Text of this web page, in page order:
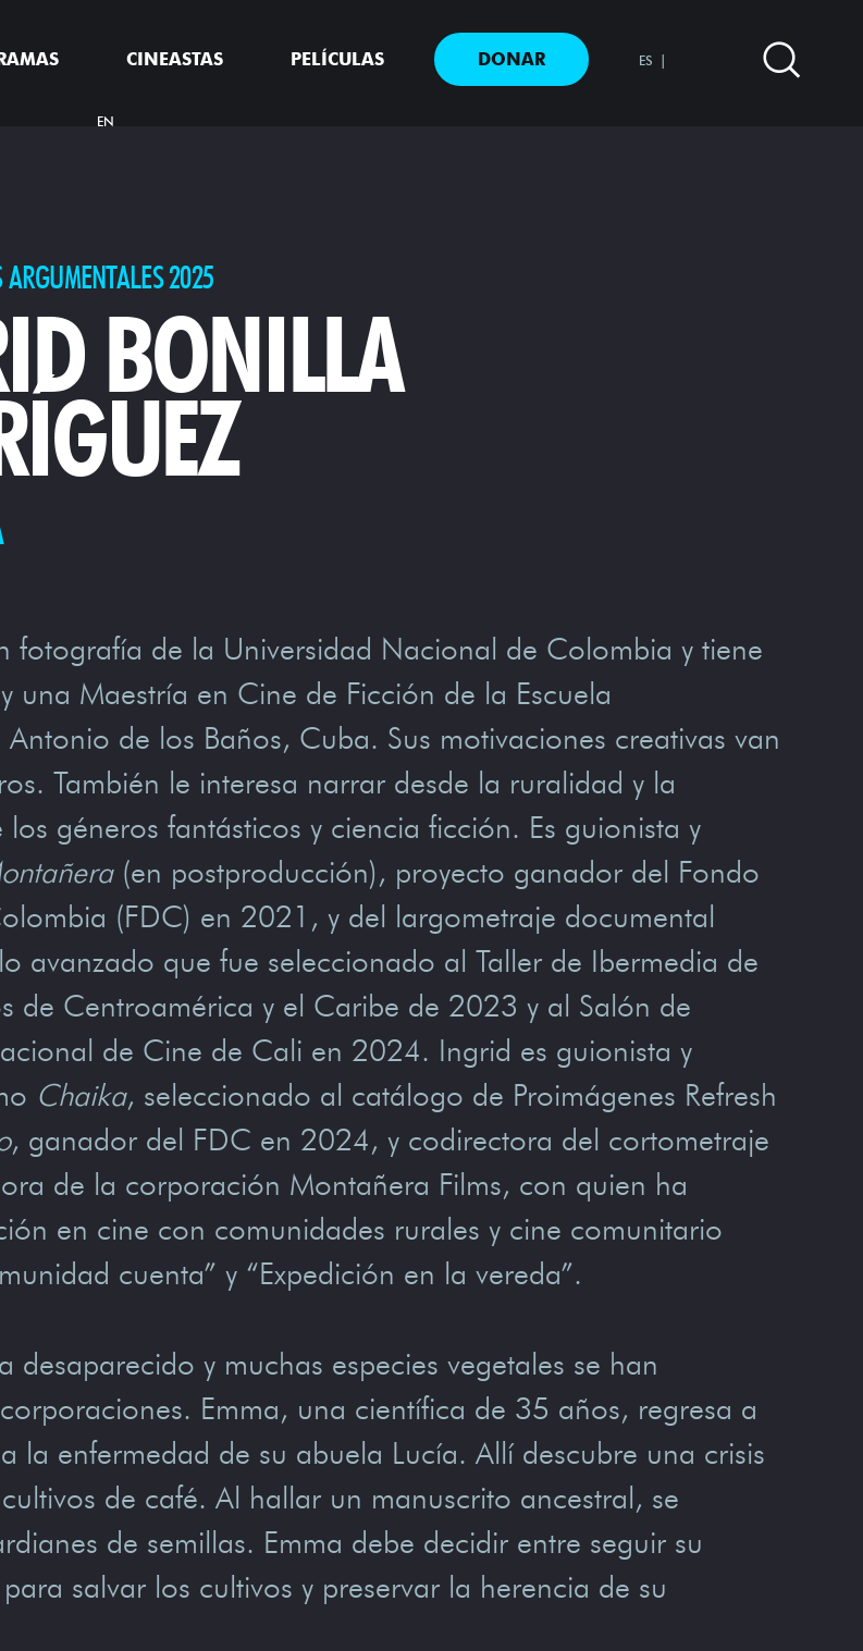
CINEASTAS PELÍCULAS DONAR ES
EN
2025
BONILLA
fotografía de la Universidad Nacional de Colombia y tiene
una Maestría en Cine de Ficción de la Escuela
de los Baños, Cuba. Sus motivaciones creativas van
También le interesa narrar desde la ruralidad y la
géneros fantásticos y ciencia ficción. Es guionista y
(en postproducción), proyecto ganador del Fondo
(FDC) en 2021, y del largometraje documental
avanzado que fue seleccionado al Taller de Ibermedia de
de Centroamérica y el Caribe de 2023 y al Salón de
de Cine de Cali en 2024. Ingrid es guionista y
Chaika, seleccionado al catálogo de Proimágenes Refresh
, ganador del FDC en 2024, y codirectora del cortometraje
de la corporación Montañera Films, con quien ha
en cine con comunidades rurales y cine comunitario
cuenta” y “Expedición en la vereda”.
y muchas especies vegetales se han
Emma, una científica de 35 años, regresa a
la enfermedad de su abuela Lucía. Allí descubre una crisis
de café. Al hallar un manuscrito ancestral, se
de semillas. Emma debe decidir entre seguir su
salvar los cultivos y preservar la herencia de su